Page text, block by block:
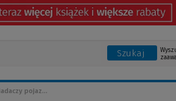
Szukaj
pojaz...